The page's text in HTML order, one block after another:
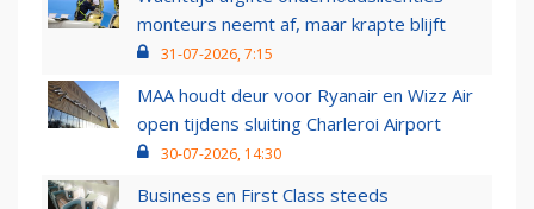
monteurs neemt af, maar krapte blijft
31-07-2026, 7:15
MAA houdt deur voor Ryanair en Wizz Air
open tijdens sluiting Charleroi Airport
30-07-2026, 14:30
Business en First Class steeds